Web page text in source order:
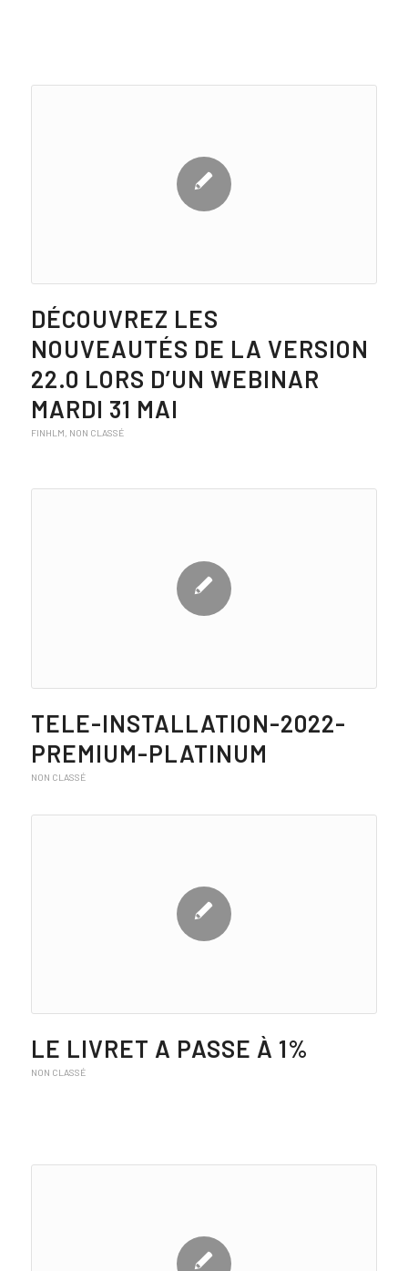
DÉCOUVREZ LES
NOUVEAUTÉS DE LA VERSION
22.0 LORS D’UN WEBINAR
MARDI 31 MAI
FINHLM NON CLASSÉ
TELE-INSTALLATION-2022-
PREMIUM-PLATINUM
NON CLASSÉ
LE LIVRET A PASSE À 1%
NON CLASSÉ